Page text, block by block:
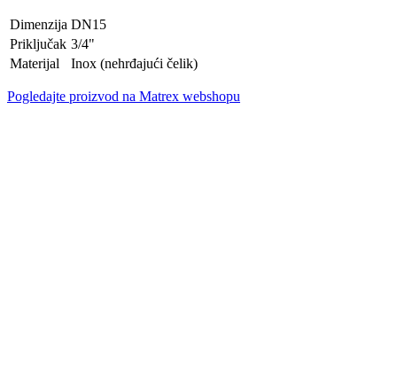
Dimenzija DN15
Priključak 3/4"
Materijal
Inox (nehrđajući čelik)
Pogledajte proizvod na Matrex webshopu